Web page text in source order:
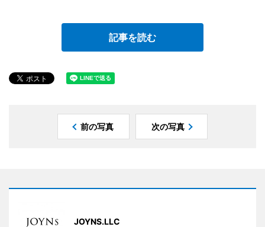
記事を読む
前の写真 次の写真
JOYNS.LLC